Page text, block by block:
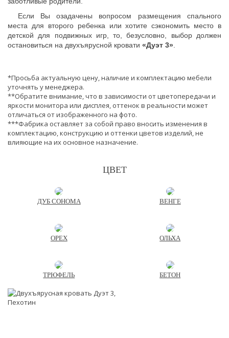
Если Вы озадачены вопросом размещения спального
места для второго ребенка или хотите сэкономить место в
детской для подвижных игр, то, безусловно, выбор должен
остановиться на двухъярусной кровати «Дуэт 3»
*Просьба актуальную цену, наличие и комплектацию мебели
уточнять у менеджера.
**Обратите внимание, что в зависимости от цветопередачи и
яркости монитора или дисплея, оттенок в реальности может
отличаться от изображенного на фото.
***Фабрика оставляет за собой право вносить изменения в
комплектацию, конструкцию и оттенки цветов изделий, не
влияющие на их основное назначение.
ЦВЕТ
ДУБ СОНОМА ВЕНГЕ
ОРЕХ ОЛЬХА
ТРЮФЕЛЬ БЕТОН